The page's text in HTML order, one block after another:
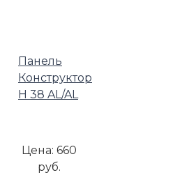
Панель
Конструктор
H 38 AL/AL
Цена: 660
руб.